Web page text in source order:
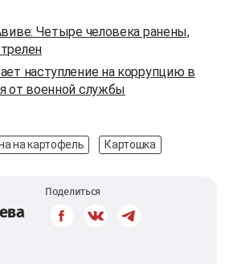
Четыре человека ранены,
наступление на коррупцию в
от военной службы
на картофель Картошка
Поделиться